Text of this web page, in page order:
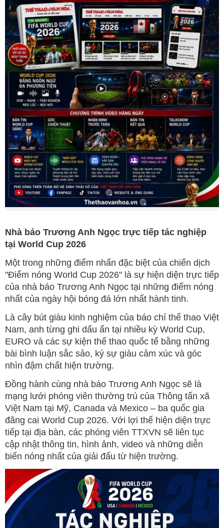
Nhà báo Trương Anh Ngọc trực tiếp tác nghiệp
tại World Cup 2026
Một trong những điểm nhấn đặc biệt của chiến dịch
"Điểm nóng World Cup 2026" là sự hiện diện trực tiếp
của nhà báo Trương Anh Ngọc tại những điểm nóng
nhất của ngày hội bóng đá lớn nhất hành tinh.
Là cây bút giàu kinh nghiệm của báo chí thể thao Việt
Nam, anh từng ghi dấu ấn tại nhiều kỳ World Cup,
EURO và các sự kiện thể thao quốc tế bằng những
bài bình luận sắc sảo, ký sự giàu cảm xúc và góc
nhìn đậm chất hiện trường.
Đồng hành cùng nhà báo Trương Anh Ngọc sẽ là
mạng lưới phóng viên thường trú của Thông tấn xã
Việt Nam tại Mỹ, Canada và Mexico – ba quốc gia
đăng cai World Cup 2026. Với lợi thế hiện diện trực
tiếp tại địa bàn, các phóng viên TTXVN sẽ liên tục
cập nhật thông tin, hình ảnh, video và những diễn
biến nóng nhất của giải đấu từ hiện trường.